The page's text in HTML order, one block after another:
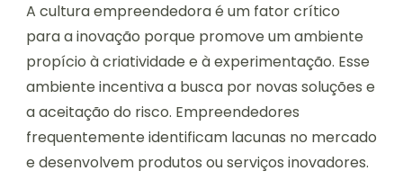
A cultura empreendedora é um fator crítico
para a inovação porque promove um ambiente
propício à criatividade e à experimentação. Esse
ambiente incentiva a busca por novas soluções e
a aceitação do risco. Empreendedores
frequentemente identificam lacunas no mercado
e desenvolvem produtos ou serviços inovadores.